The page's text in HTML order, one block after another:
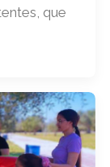
que